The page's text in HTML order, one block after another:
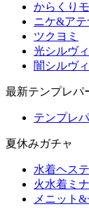
からくり
ニケ&アテ
ツクヨミ
光シルヴィ
闇シルヴィ
最新テンプレパ
テンプレ
夏休みガチャ
水着ヘス
火水着ミ
メニット